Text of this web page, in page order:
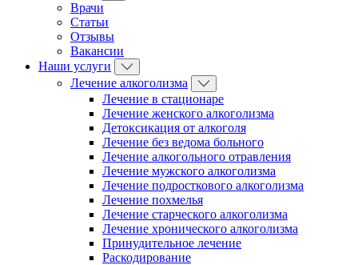
Врачи
Статьи
Отзывы
Вакансии
Наши услуги
Лечение алкоголизма
Лечение в стационаре
Лечение женского алкоголизма
Детоксикация от алкоголя
Лечение без ведома больного
Лечение алкогольного отравления
Лечение мужского алкоголизма
Лечение подросткового алкоголизма
Лечение похмелья
Лечение старческого алкоголизма
Лечение хронического алкоголизма
Принудительное лечение
Раскодирование